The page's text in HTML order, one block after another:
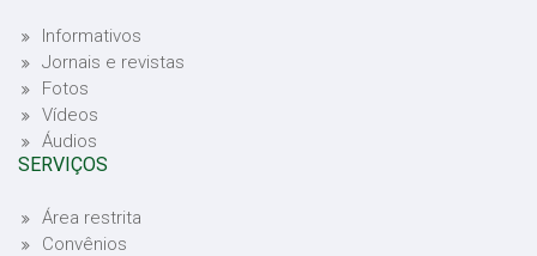
Informativos
Jornais e revistas
Fotos
Vídeos
Áudios
SERVIÇOS
Área restrita
Convênios